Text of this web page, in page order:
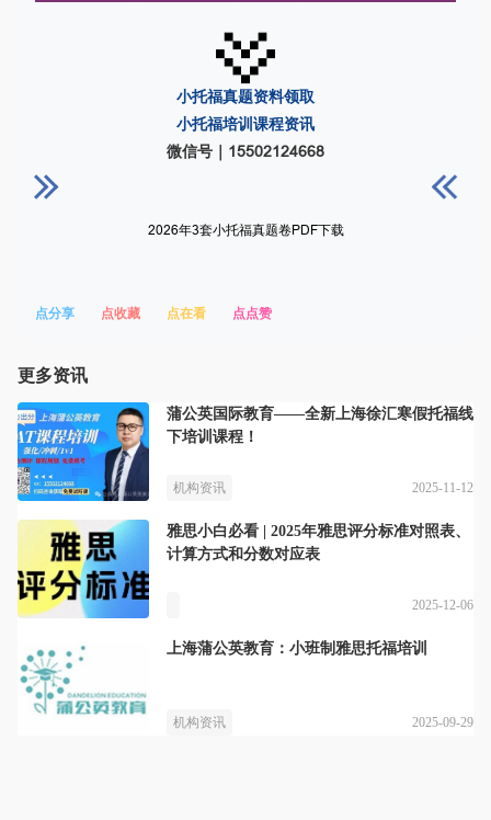
小托福真题资料领取
小托福培训课程资讯
微信号｜15502124668
2026年3套小托福真题卷PDF下载
点分享 点收藏 点在看 点点赞
更多资讯
蒲公英国际教育——全新上海徐汇寒假托福线
下培训课程！
机构资讯 2025-11-12
雅思小白必看 | 2025年雅思评分标准对照表、
计算方式和分数对应表
2025-12-06
上海蒲公英教育：小班制雅思托福培训
机构资讯 2025-09-29